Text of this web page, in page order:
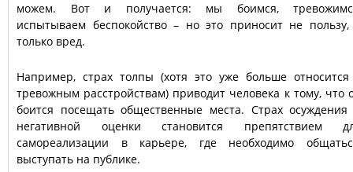
можем. Вот и получается: мы боимся,
испытываем беспокойство – но это приносит не
только вред.
Например, страх толпы (хотя это уже больше
тревожным расстройствам) приводит человека к тому, что
боится посещать общественные места. Страх
негативной оценки становится препятствием
самореализации в карьере, где необходимо
выступать на публике.